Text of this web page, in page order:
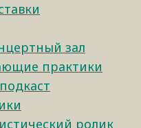
зал
практики
ролик